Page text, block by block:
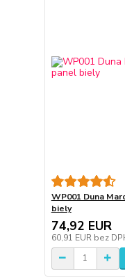
WP001 Duna
biely
74,92 EUR
60,91 EUR bez